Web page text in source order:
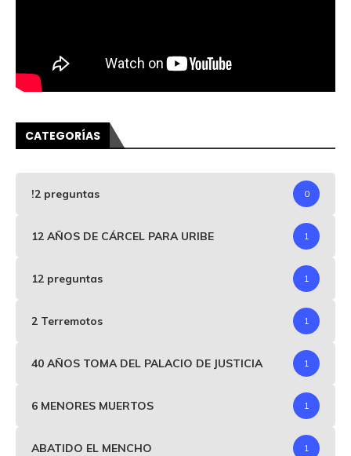
CATEGORÍAS
!2 preguntas 0
12 AÑOS DE CÁRCEL PARA URIBE 1
12 preguntas 1
2 Terremotos 1
40 AÑOS TOMA DEL PALACIO DE JUSTICIA 1
6 MENORES MUERTOS 1
ABATIDO EL MENCHO 1